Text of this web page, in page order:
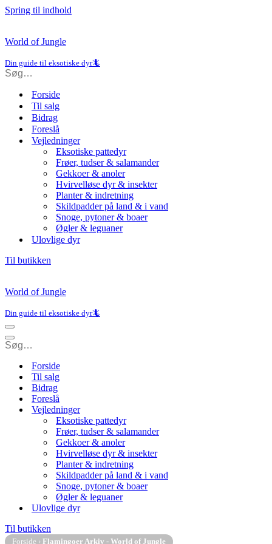
Spring til indhold
World of Jungle
Din guide til eksotiske dyr🦎
Forside
Til salg
Bidrag
Foreslå
Vejledninger
Eksotiske pattedyr
Frøer, tudser & salamander
Gekkoer & anoler
Hvirvelløse dyr & insekter
Planter & indretning
Skildpadder på land & i vand
Snoge, pytoner & boaer
Øgler & leguaner
Ulovlige dyr
Til butikken
World of Jungle
Din guide til eksotiske dyr🦎
Navigation
menu
Navigation
menu
Forside
Til salg
Bidrag
Foreslå
Vejledninger
Eksotiske pattedyr
Frøer, tudser & salamander
Gekkoer & anoler
Hvirvelløse dyr & insekter
Planter & indretning
Skildpadder på land & i vand
Snoge, pytoner & boaer
Øgler & leguaner
Ulovlige dyr
Til butikken
Forside › Flamingoer Arkiv - World of Jungle